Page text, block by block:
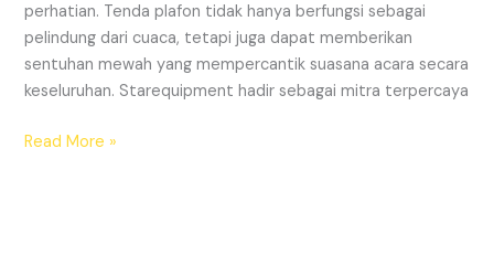
perhatian. Tenda plafon tidak hanya berfungsi sebagai
pelindung dari cuaca, tetapi juga dapat memberikan
sentuhan mewah yang mempercantik suasana acara secara
keseluruhan. Starequipment hadir sebagai mitra terpercaya
SEWA
Read More »